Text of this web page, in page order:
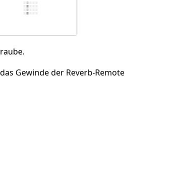
Gewinde der Reverb-Remote